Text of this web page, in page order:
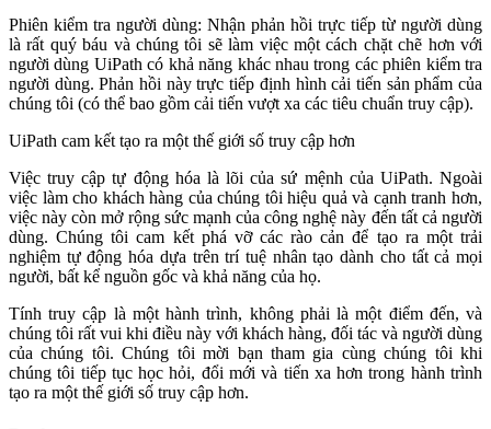
Phiên kiểm tra người dùng: Nhận phản hồi trực tiếp từ người dùng
là rất quý báu và chúng tôi sẽ làm việc một cách chặt chẽ hơn với
người dùng UiPath có khả năng khác nhau trong các phiên kiểm tra
người dùng. Phản hồi này trực tiếp định hình cải tiến sản phẩm của
chúng tôi (có thể bao gồm cải tiến vượt xa các tiêu chuẩn truy cập).
UiPath cam kết tạo ra một thế giới số truy cập hơn
Việc truy cập tự động hóa là lõi của sứ mệnh của UiPath. Ngoài
việc làm cho khách hàng của chúng tôi hiệu quả và cạnh tranh hơn,
việc này còn mở rộng sức mạnh của công nghệ này đến tất cả người
dùng. Chúng tôi cam kết phá vỡ các rào cản để tạo ra một trải
nghiệm tự động hóa dựa trên trí tuệ nhân tạo dành cho tất cả mọi
người, bất kể nguồn gốc và khả năng của họ.
Tính truy cập là một hành trình, không phải là một điểm đến, và
chúng tôi rất vui khi điều này với khách hàng, đối tác và người dùng
của chúng tôi. Chúng tôi mời bạn tham gia cùng chúng tôi khi
chúng tôi tiếp tục học hỏi, đổi mới và tiến xa hơn trong hành trình
tạo ra một thế giới số truy cập hơn.